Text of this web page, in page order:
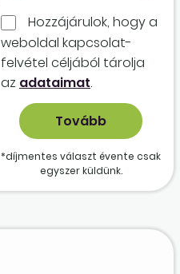
Hozzájárulok, hogy a
weboldal kapcso­lat­
felvétel céljából tárolja
az adataimat.
*díjmentes választ évente csak
egyszer küldünk.